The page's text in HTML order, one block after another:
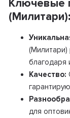
Ключевые
(Милитари):
(Милитари)
благодаря
Качество:
для